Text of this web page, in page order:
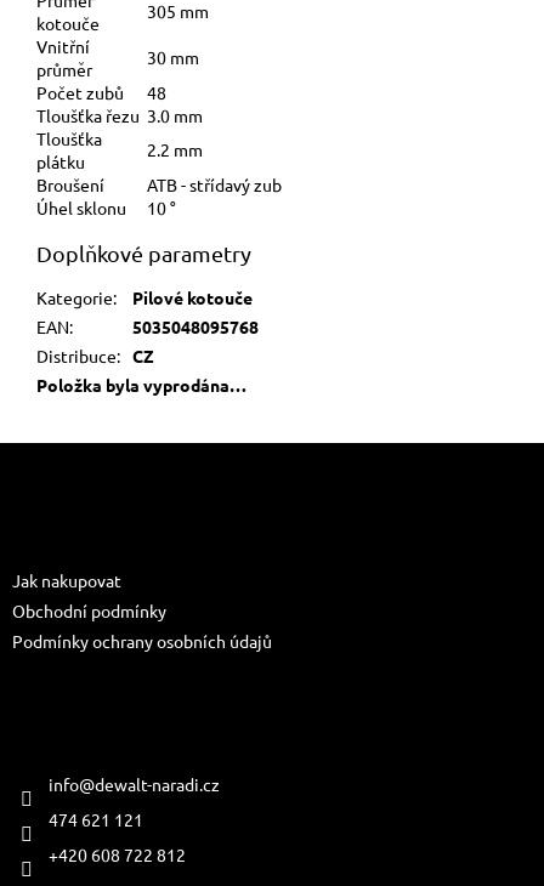
kotouče
305 mm
Vnitřní
průměr
30 mm
Počet zubů
48
Tloušťka řezu 3.0 mm
Tloušťka
plátku
2.2 mm
Broušení
ATB - střídavý zub
Úhel sklonu
10 °
Doplňkové parametry
Kategorie:
Pilové kotouče
EAN:
5035048095768
Distribuce: CZ
Položka byla vyprodána…
Jak nakupovat
Obchodní podmínky
Podmínky ochrany osobních údajů
info@dewalt-naradi.cz
474 621 121
+420 608 722 812